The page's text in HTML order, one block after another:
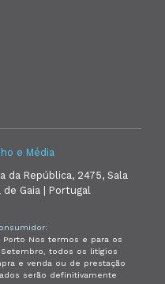
e Média
da República, 2475, Sala
Gaia | Portugal
Nos termos e para os
todos os litígios
e venda ou de prestação
serão definitivamente